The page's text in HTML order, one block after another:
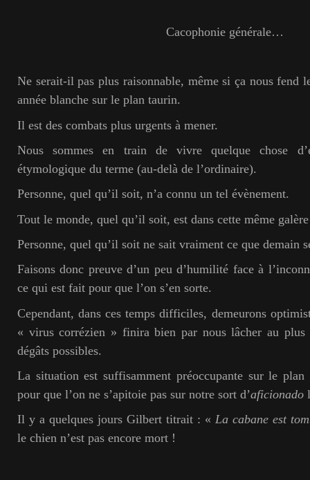
Cacophonie générale…
Ne serait-il pas plus raisonnable, même si ça nous fend
année blanche sur le plan taurin.
Il est des combats plus urgents à mener.
Nous sommes en train de vivre quelque chose
étymologique du terme (au-delà de l’ordinaire).
Personne, quel qu’il soit, n’a connu un tel évènement.
Tout le monde, quel qu’il soit, est dans cette même
Personne, quel qu’il soit ne sait vraiment ce que demain
Faisons donc preuve d’un peu d’humilité face à
ce qui est fait pour que l’on s’en sorte.
Cependant, dans ces temps difficiles, demeurons
« virus corrézien » finira bien par nous lâcher au
dégâts possibles.
La situation est suffisamment préoccupante sur le plan
pour que l’on ne s’apitoie pas sur notre sort d’aficionado
Il y a quelques jours Gilbert titrait : « La cabane est
le chien n’est pas encore mort !